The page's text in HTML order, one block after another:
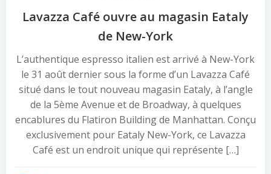
Lavazza Café ouvre au magasin Eataly
de New-York
L’authentique espresso italien est arrivé à New-York
le 31 août dernier sous la forme d’un Lavazza Café
situé dans le tout nouveau magasin Eataly, à l’angle
de la 5ème Avenue et de Broadway, à quelques
encablures du Flatiron Building de Manhattan. Conçu
exclusivement pour Eataly New-York, ce Lavazza
Café est un endroit unique qui représente […]